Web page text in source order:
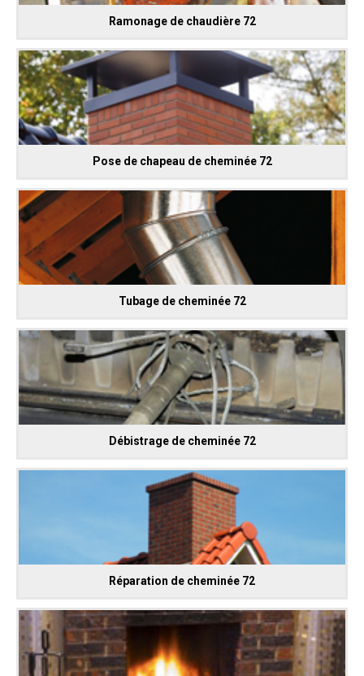
Ramonage de chaudière 72
Pose de chapeau de cheminée 72
Tubage de cheminée 72
Débistrage de cheminée 72
Réparation de cheminée 72